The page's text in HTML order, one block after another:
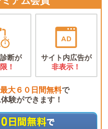
断が
！
サイト内広告が
非表示！
最大６０日間無料で
験ができます！